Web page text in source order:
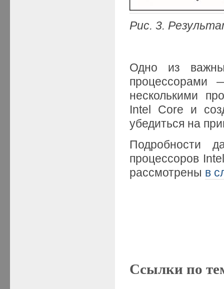
Рис. 3.
Одно из
процессорами
несколькими
Intel Core и
убедиться на
Подробности
процессоров
рассмотрены в
Ссылки по